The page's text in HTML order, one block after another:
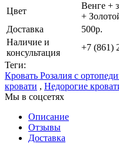
Цвет
Венге +
+
Доставка
500р.
Наличие и
консультация
+7 (861)
Теги:
Кровать Розалия с
кровати , Недорогие
Мы в соцсетях
Описание
Отзывы
Доставка